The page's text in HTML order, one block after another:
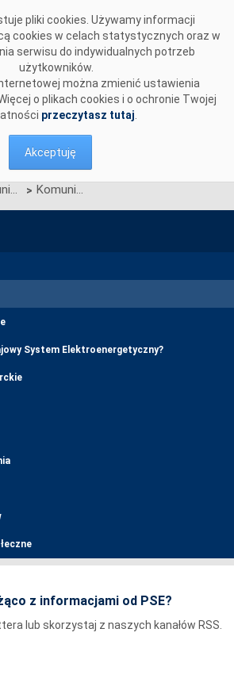
pliki cookies. Używamy informacji
cookies w celach statystycznych oraz w
serwisu do indywidualnych potrzeb
użytkowników.
można zmienić ustawienia
o plikach cookies i o ochronie Twojej
przeczytasz tutaj
Akceptuję
Komunikaty OSP > Komunikat dotyczący prawa do rekompensaty za redysponowanie nierynkowe instalacji wiatrowych w dniach 3 i 4 lipca 2026
System Elektroenergetyczny?
z informacjami od PSE?
lub skorzystaj z naszych kanałów RSS.